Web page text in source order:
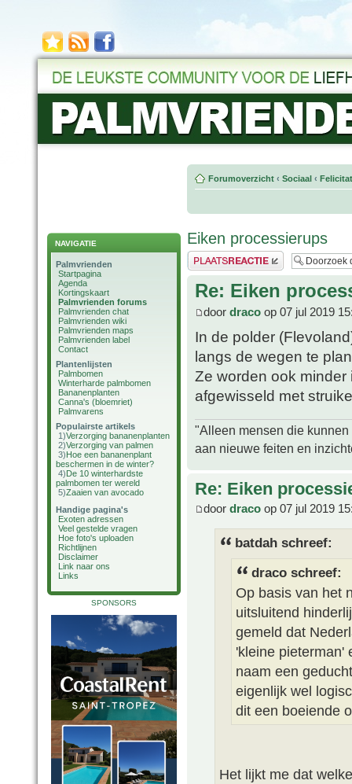
NAVIGATIE
Palmvrienden
Startpagina
Agenda
Kortingskaart
Palmvrienden forums
Palmvrienden chat
Palmvrienden wiki
Palmvrienden maps
Palmvrienden label
Contact
Plantenlijsten
Palmbomen
Winterharde palmbomen
Bananenplanten
Canna's (bloemriet)
Palmvarens
Populairste artikels
1)Verzorging bananenplanten
2)Verzorging van palmen
3)Hoe een bananenplant
beschermen in de winter?
4)De 10 winterhardste
palmbomen ter wereld
5)Zaaien van avocado
Handige pagina's
Exoten adressen
Veel gestelde vragen
Hoe foto's uploaden
Richtlijnen
Disclaimer
Link naar ons
Links
SPONSORS
Forumoverzicht ‹ Sociaal ‹
Eiken processierups
Plaats een reactie
Re: Eiken
door draco op 07 jul 2019
In de polder
langs de wegen te
Ze worden ook
afgewisseld met
"Alleen mensen die
aan nieuwe feiten en
Re: Eiken
door draco op 07 jul 2019
batdah schreef:
draco schreef:
Op basis van het
uitsluitend
gemeld dat
'kleine pieterman'
naam een
eigenlijk wel
dit een boeiende
Het lijkt me dat